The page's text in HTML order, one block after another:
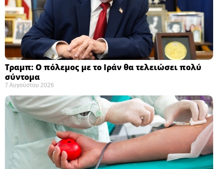
Τραμπ: Ο πόλεμος με το Ιράν θα τελειώσει πολύ
σύντομα ​
7 Αυγούστου 2026